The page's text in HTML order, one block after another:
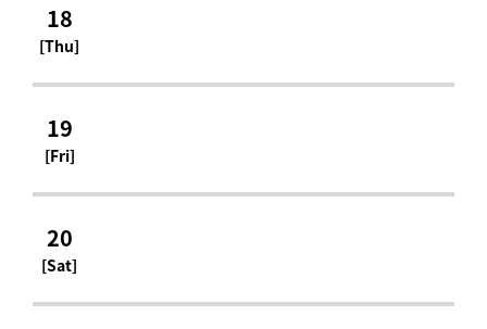
18
[Thu]
19
[Fri]
20
[Sat]